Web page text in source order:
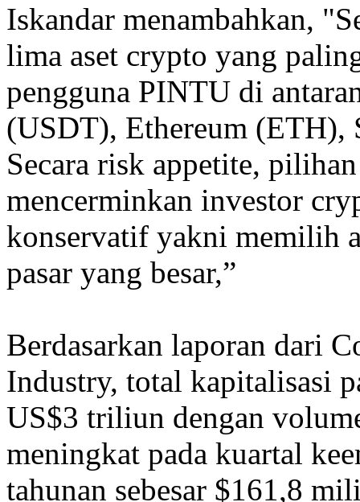
Iskandar menambahkan,
lima aset crypto yang
pengguna PINTU di
(USDT), Ethereum (ETH),
Secara risk appetite,
mencerminkan investor
konservatif yakni memilih
pasar yang besar,”
Berdasarkan laporan dari
Industry, total kapitalisasi
US$3 triliun dengan
meningkat pada kuartal
tahunan sebesar $161,8